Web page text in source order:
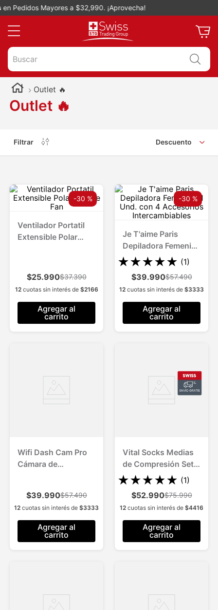
Mayores a $32,990. ¡Aprovecha!
Buscar
Outlet 🔥
Outlet 🔥
Filtrar Descuento
-30 %
Ventilador Portatil
Extensible Polar
$25.990$37.390
12cuotas sin interés de $2166
Agregar al
carrito
-30 %
Je T'aime Paris
Depiladora Femenina
1 Und. con 4
Accesorios
Intercambiables
★★★★★ (1)
$39.990$57.490
12 cuotas sin interés de $3333
Agregar al
carrito
Wifi Dash Cam Pro
Cámara de
$39.990$57.490
12 cuotas sin interés de $3333
Agregar al
carrito
Vital Socks Medias
de Compresión Set 3
Und Alivio y
Comodidad
Instantánea (2 Pares
Beige + 1 Ng)
★★★★★ (1)
$52.990$75.990
12 cuotas sin interés de $4416
Agregar al
carrito